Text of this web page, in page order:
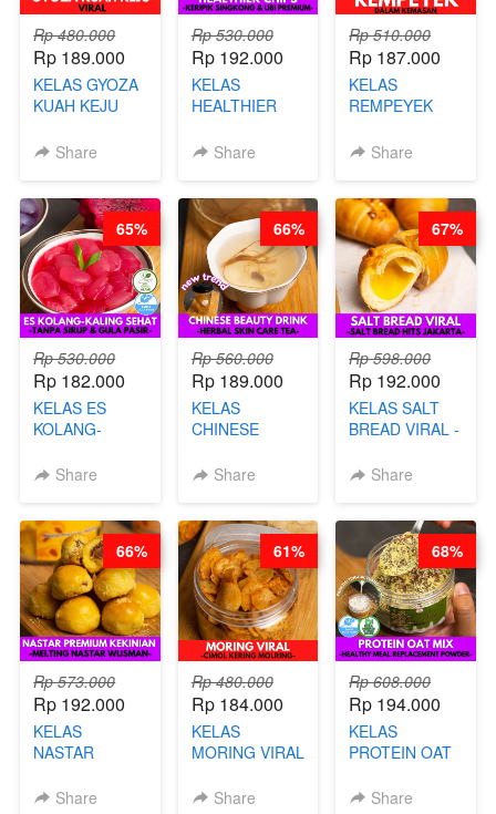
Rp 480.000
Rp 189.000
KELAS GYOZA
KUAH KEJU
CHEF DITA
Share
Rp 530.000
Rp 192.000
KELAS
HEALTHIER
KERIPIK
BY CHEF DITA
Share
Rp 510.000
Rp 187.000
KELAS
REMPEYEK
KEMASAN - BY
Share
Rp 530.000
Rp 182.000
KELAS ES
KOLANG-
- TANPA SIRUP
Share
65%
Rp 560.000
Rp 189.000
KELAS
CHINESE
- HERBAL SKIN
ARISUDANA
Share
66%
Rp 598.000
Rp 192.000
KELAS SALT
BREAD VIRAL -
HITS JAKARTA
Share
67%
Rp 573.000
Rp 192.000
KELAS
NASTAR
KEKINIAN -
Share
66%
Rp 480.000
Rp 184.000
KELAS
MORING VIRAL
KERING
Share
61%
Rp 608.000
Rp 194.000
KELAS
PROTEIN OAT
MEALShare
68%